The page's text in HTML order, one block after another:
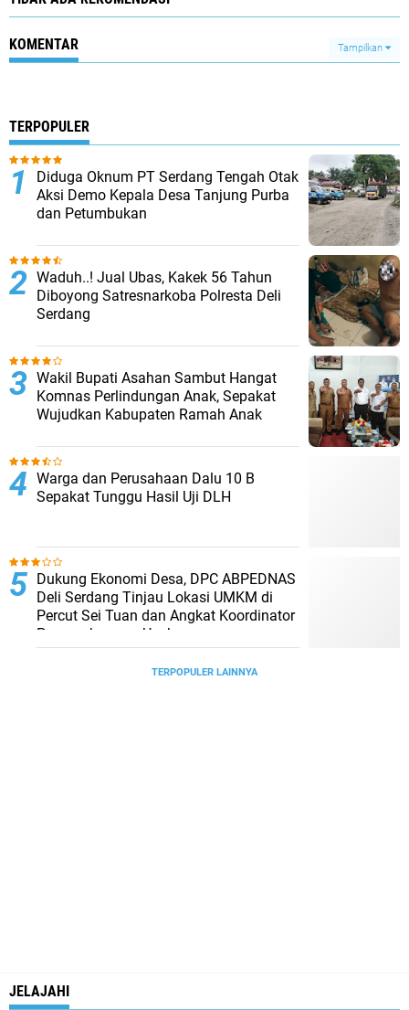
KOMENTAR Tampilkan
TERPOPULER
Diduga Oknum PT Serdang Tengah Otak
Aksi Demo Kepala Desa Tanjung Purba
dan Petumbukan
Waduh..! Jual Ubas, Kakek 56 Tahun
Diboyong Satresnarkoba Polresta Deli
Serdang
Wakil Bupati Asahan Sambut Hangat
Komnas Perlindungan Anak, Sepakat
Wujudkan Kabupaten Ramah Anak
Warga dan Perusahaan Dalu 10 B
Sepakat Tunggu Hasil Uji DLH
Dukung Ekonomi Desa, DPC ABPEDNAS
Deli Serdang Tinjau Lokasi UMKM di
Percut Sei Tuan dan Angkat Koordinator
Pengembangan Usaha
TERPOPULER LAINNYA
JELAJAHI